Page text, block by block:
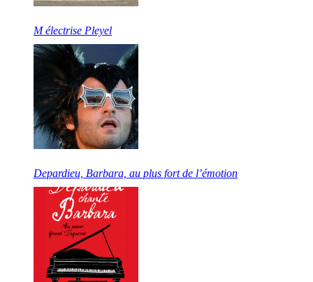
M électrise Pleyel
Depardieu, Barbara, au plus fort de l’émotion